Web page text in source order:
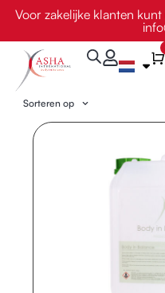
de
inhoud
Voor zakelijke klanten
Sorteren op